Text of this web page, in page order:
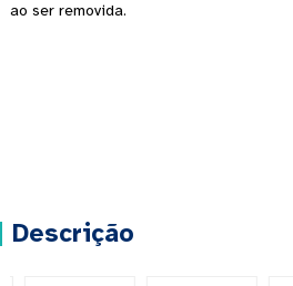
ao ser removida.
Descrição